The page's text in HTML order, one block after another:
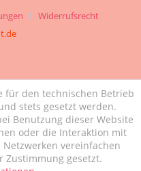
Widerrufsrecht
für den technischen Betrieb
stets gesetzt werden.
Benutzung dieser Website
oder die Interaktion mit
vereinfachen
Zustimmung gesetzt.